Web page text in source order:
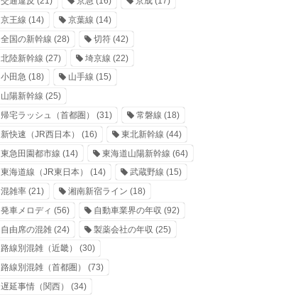
京王線 (14) 京葉線 (14)
全国の新幹線 (28) 切符(42)
北陸新幹線 (27) 埼京線 (22)
小田急 (18) 山手線 (15)
山陽新幹線 (25)
帰宅ラッシュ（首都圏）
(31) 常磐線 (18)
新快速（JR西日本）
(16) 東北新幹線 (44)
東急田園都市線 (14) 東海道山陽新幹線 (64)
東海道線（JR東日本）
(14) 武蔵野線 (15)
混雑率 (21) 湘南新宿ライン (18)
発車メロディ (56) 自動車業界の年収 (92)
自由席の混雑 (24) 製薬会社の年収 (25)
路線別混雑（近畿）
(30)
路線別混雑（首都圏）
(73)
遅延事情（関西）
(34)